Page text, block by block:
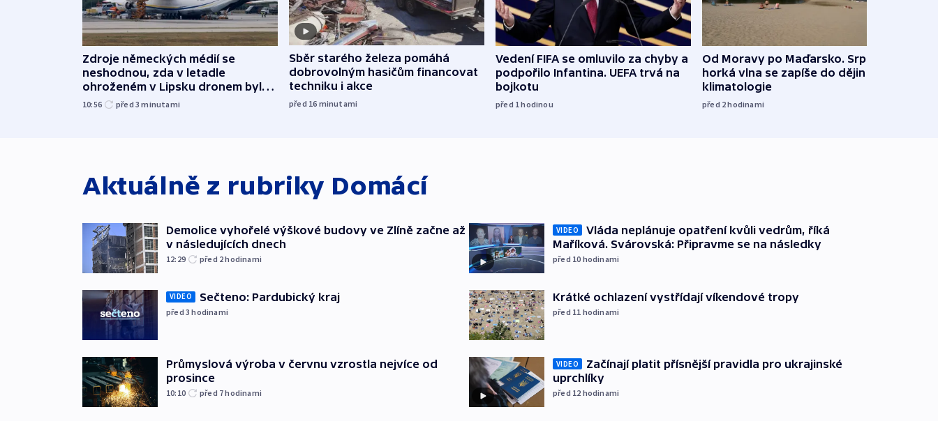
Zdroje německých médií se
neshodnou, zda v letadle
ohroženém v Lipsku dronem byla
munice
10:56 před 3minutami
Sběr starého železa pomáhá
dobrovolným hasičům financovat
techniku i akce
před 16 minutami
Vedení FIFA se omluvilo za chyby a
podpořilo Infantina. UEFA trvá na
bojkotu
před 1hodinou
Od Moravy po Maďarsko. Srpnová
horká vlna se zapíše do dějin
klimatologie
před 2hodinami
Aktuálně z rubriky Domácí
Demolice vyhořelé výškové budovy ve Zlíně začne až
v následujících dnech
12:29 před 2hodinami
VIDEO Sečteno: Pardubický kraj
před 3hodinami
Průmyslová výroba v červnu vzrostla nejvíce od
prosince
10:10 před 7hodinami
VIDEO
Vláda neplánuje opatření kvůli vedrům, říká
Maříková. Svárovská: Připravme se na následky
před 10 hodinami
Krátké ochlazení vystřídají víkendové tropy
před 11 hodinami
VIDEO
Začínají platit přísnější pravidla pro ukrajinské
uprchlíky
před 12 hodinami